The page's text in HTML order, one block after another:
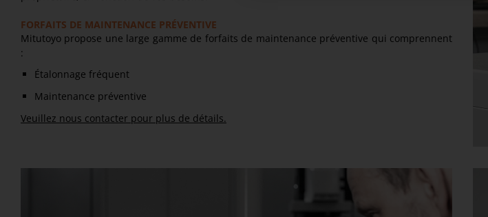
FORFAITS DE MAINTENANCE PRÉVENTIVE
Mitutoyo propose une large gamme de forfaits de maintenance préventive qui comprennent
:
Étalonnage fréquent
Maintenance préventive
Veuillez nous contacter pour plus de détails.